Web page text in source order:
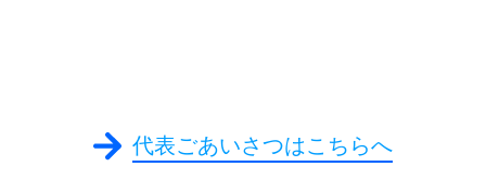
代表ごあいさつはこちらへ